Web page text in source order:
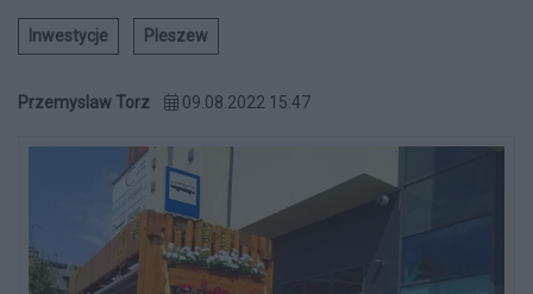
Inwestycje Pleszew
Przemyslaw Torz 09.08.2022 15:47